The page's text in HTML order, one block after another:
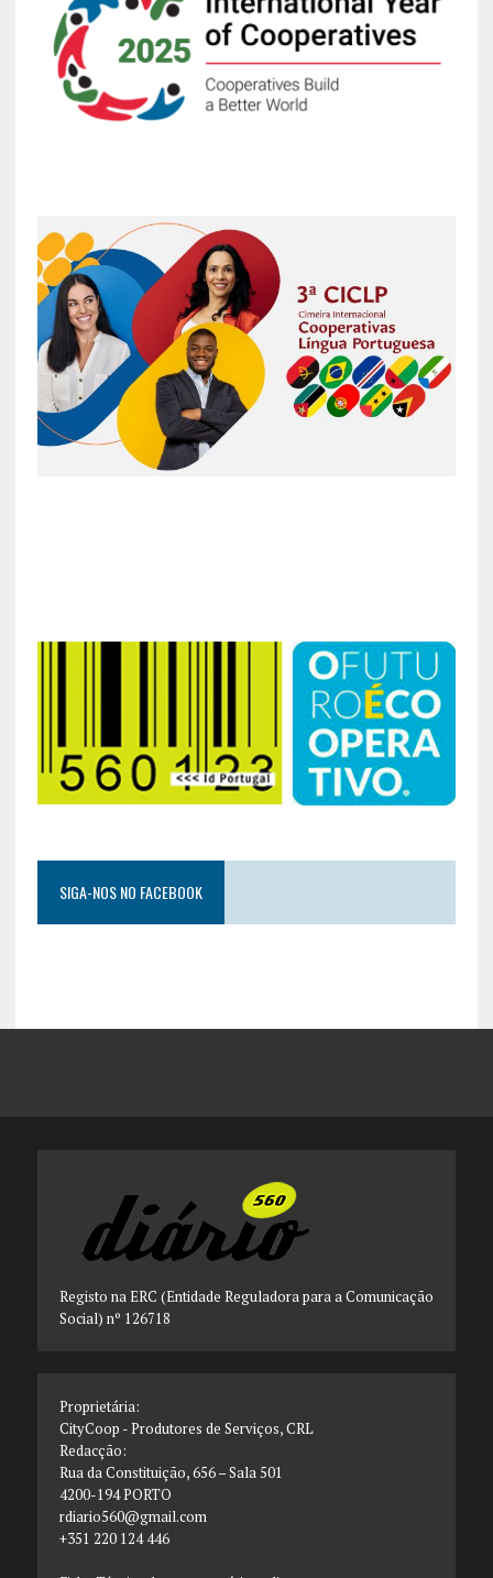
SIGA-NOS NO FACEBOOK
Registo na ERC (Entidade Reguladora para a Comunicação
Social) nº 126718
Proprietária:
CityCoop - Produtores de Serviços, CRL
Redacção:
Rua da Constituição, 656 – Sala 501
4200-194 PORTO
rdiario560@gmail.com
+351 220 124 446